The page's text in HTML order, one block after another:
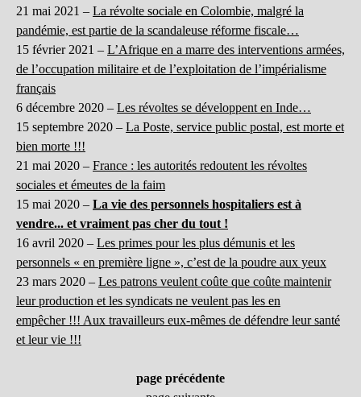
21 mai 2021 – La révolte sociale en Colombie, malgré la
pandémie, est partie de la scandaleuse réforme fiscale…
15 février 2021 – L’Afrique en a marre des interventions armées,
de l’occupation militaire et de l’exploitation de l’impérialisme
français
6 décembre 2020 – Les révoltes se développent en Inde…
15 septembre 2020 – La Poste, service public postal, est morte et
bien morte !!!
21 mai 2020 – France : les autorités redoutent les révoltes
sociales et émeutes de la faim
15 mai 2020 – La vie des personnels hospitaliers est à
vendre... et vraiment pas cher du tout !
16 avril 2020 – Les primes pour les plus démunis et les
personnels « en première ligne », c’est de la poudre aux yeux
23 mars 2020 – Les patrons veulent coûte que coûte maintenir
leur production et les syndicats ne veulent pas les en
empêcher !!! Aux travailleurs eux-mêmes de défendre leur santé
et leur vie !!!
page précédente